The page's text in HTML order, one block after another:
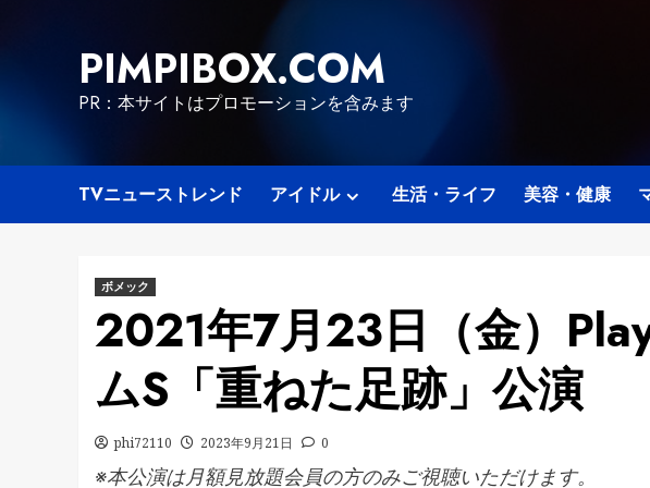
PIMPIBOX.COM
PR：本サイトはプロモーションを含みます
TVニューストレンド アイドル 生活・ライフ 美容・健康
ボメック
2021年7月23日（金）
ムS「重ねた足跡」公演
phi72110 2023年9月21日 0
※本公演は月額見放題会員の方のみご視聴いただけます。